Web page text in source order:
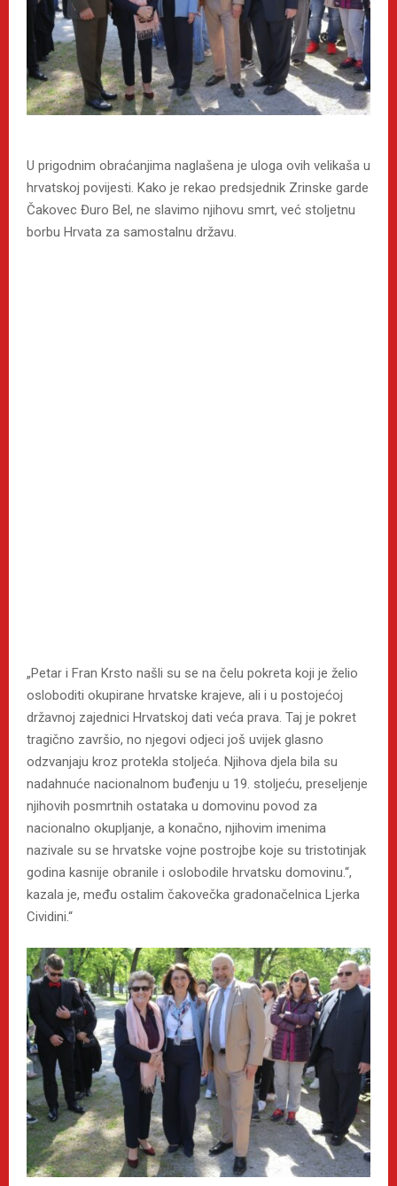
U prigodnim obraćanjima naglašena je uloga ovih velikaša u
hrvatskoj povijesti. Kako je rekao predsjednik Zrinske garde
Čakovec Đuro Bel, ne slavimo njihovu smrt, već stoljetnu
borbu Hrvata za samostalnu državu.
„Petar i Fran Krsto našli su se na čelu pokreta koji je želio
osloboditi okupirane hrvatske krajeve, ali i u postojećoj
državnoj zajednici Hrvatskoj dati veća prava. Taj je pokret
tragično završio, no njegovi odjeci još uvijek glasno
odzvanjaju kroz protekla stoljeća. Njihova djela bila su
nadahnuće nacionalnom buđenju u 19. stoljeću, preseljenje
njihovih posmrtnih ostataka u domovinu povod za
nacionalno okupljanje, a konačno, njihovim imenima
nazivale su se hrvatske vojne postrojbe koje su tristotinjak
godina kasnije obranile i oslobodile hrvatsku domovinu.“,
kazala je, među ostalim čakovečka gradonačelnica Ljerka
Cividini.“